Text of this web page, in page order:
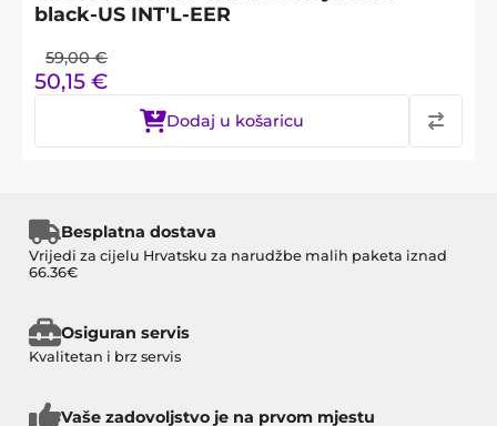
black-US INT'L-EER
59,00 €
50,15 €
Dodaj u košaricu
Besplatna dostava
Vrijedi za cijelu Hrvatsku za narudžbe malih paketa iznad
66.36€
Osiguran servis
Kvalitetan i brz servis
Vaše zadovoljstvo je na prvom mjestu